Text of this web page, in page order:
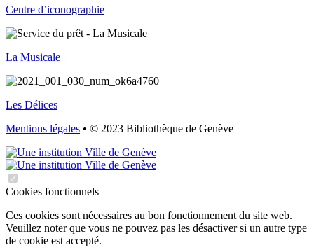
Centre d’iconographie
La Musicale
Les Délices
Mentions légales • © 2023 Bibliothèque de Genève
Cookies fonctionnels
Ces cookies sont nécessaires au bon fonctionnement du site web.
Veuillez noter que vous ne pouvez pas les désactiver si un autre type
de cookie est accepté.